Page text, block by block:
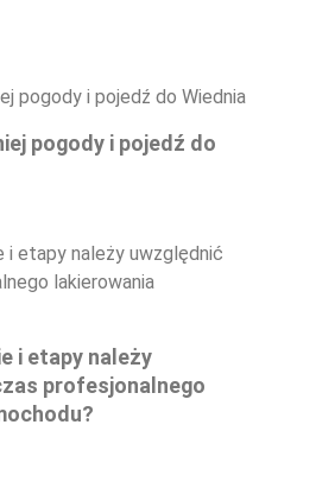
pogody i pojedź do
i etapy należy
profesjonalnego